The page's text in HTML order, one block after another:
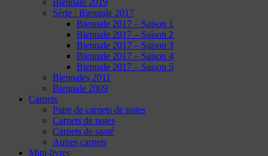
Série : Biennale 2017
Biennale 2017 – Saison 1
Biennale 2017 – Saison 2
Biennale 2017 – Saison 3
Biennale 2017 – Saison 4
Biennale 2017 – Saison 5
Biennales 2011
Biennale 2009
Carnets
Paire de carnets de notes
Carnets de notes
Carnets de santé
Autres carnets
Mini-livres